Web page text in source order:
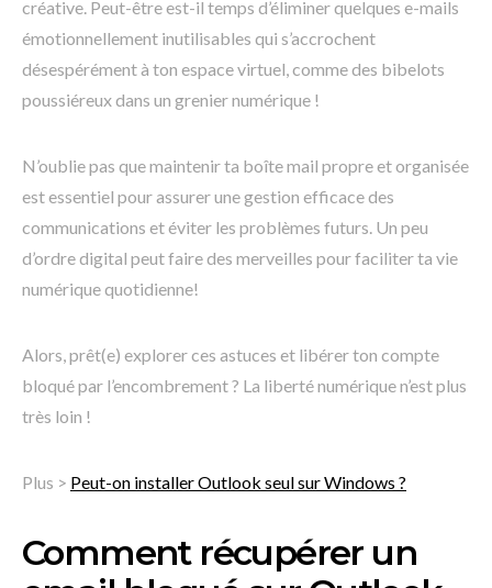
créative. Peut-être est-il temps d’éliminer quelques e-mails
émotionnellement inutilisables qui s’accrochent
désespérément à ton espace virtuel, comme des bibelots
poussiéreux dans un grenier numérique !
N’oublie pas que maintenir ta boîte mail propre et organisée
est essentiel pour assurer une gestion efficace des
communications et éviter les problèmes futurs. Un peu
d’ordre digital peut faire des merveilles pour faciliter ta vie
numérique quotidienne!
Alors, prêt(e) explorer ces astuces et libérer ton compte
bloqué par l’encombrement ? La liberté numérique n’est plus
très loin !
Plus > Peut-on installer Outlook seul sur Windows ?
Comment récupérer un